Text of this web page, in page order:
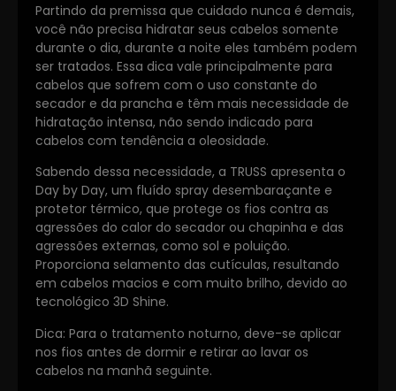
Partindo da premissa que cuidado nunca é demais,
você não precisa hidratar seus cabelos somente
durante o dia, durante a noite eles também podem
ser tratados. Essa dica vale principalmente para
cabelos que sofrem com o uso constante do
secador e da prancha e têm mais necessidade de
hidratação intensa, não sendo indicado para
cabelos com tendência a oleosidade.
Sabendo dessa necessidade, a TRUSS apresenta o
Day by Day, um fluído spray desembaraçante e
protetor térmico, que protege os fios contra as
agressões do calor do secador ou chapinha e das
agressões externas, como sol e poluição.
Proporciona selamento das cutículas, resultando
em cabelos macios e com muito brilho, devido ao
tecnológico 3D Shine.
Dica: Para o tratamento noturno, deve-se aplicar
nos fios antes de dormir e retirar ao lavar os
cabelos na manhã seguinte.